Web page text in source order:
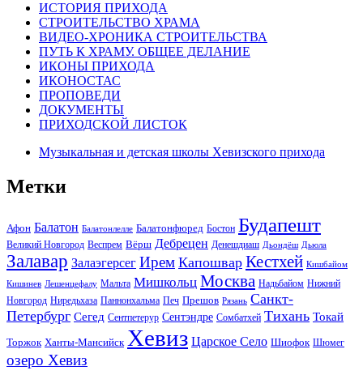
ИСТОРИЯ ПРИХОДА
СТРОИТЕЛЬСТВО ХРАМА
ВИДЕО-ХРОНИКА СТРОИТЕЛЬСТВА
ПУТЬ К ХРАМУ. ОБЩЕЕ ДЕЛАНИЕ
ИКОНЫ ПРИХОДА
ИКОНОСТАС
ПРОПОВЕДИ
ДОКУМЕНТЫ
ПРИХОДСКОЙ ЛИСТОК
Музыкальная и детская школы Хевизского прихода
Метки
Афон Балатон Балатонлелле Балатонфюред Бостон Будапешт
Великий Новгород Веспрем Вёрш Дебрецен Денешдиаш Дьондёш Дьюла
Залавар Залаэгерсег Ирем Капошвар Кестхей Кишбайом
Кишинев Лешенцефалу Мальта Мишкольц Москва Надьбайом Нижний
Новгород Ниредьхаза Паннонхальма Печ Прешов Рязань Санкт-
Петербург Сегед Сентпетерур Сентэндре Сомбатхей Тихань Токай
Торжок Ханты-Мансийск Хевиз Царское Село Шиофок Шюмег
озеро Хевиз